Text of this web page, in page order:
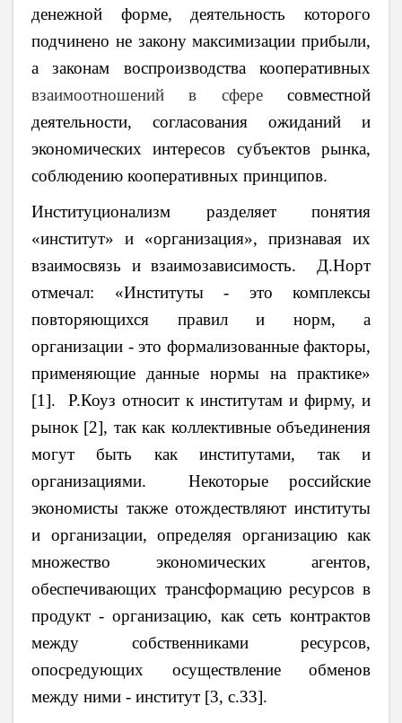
денежной форме, деятельность которого
подчинено не закону максимизации прибыли,
а законам воспроизводства кооперативных
взаимоотношений в сфере совместной
деятельности, согласования ожиданий и
экономических интересов субъектов рынка,
соблюдению кооперативных принципов.
Институционализм разделяет понятия
«институт» и «организация», признавая их
взаимосвязь и взаимозависимость. Д.Норт
отмечал: «Институты - это комплексы
повторяющихся правил и норм, а
организации - это формализованные факторы,
применяющие данные нормы на практике»
[1]. Р.Коуз относит к институтам и фирму, и
рынок [2], так как коллективные объединения
могут быть как институтами, так и
организациями. Некоторые российские
экономисты также отождествляют институты
и организации, определяя организацию как
множество экономических агентов,
обеспечивающих трансформацию ресурсов в
продукт - организацию, как сеть контрактов
между собственниками ресурсов,
опосредующих осуществление обменов
между ними - институт [3, c.33].